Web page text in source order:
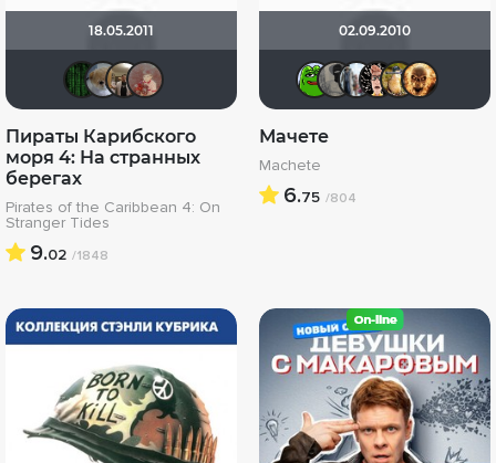
18.05.2011
Vladimir Samsonov
roman7181
Пираты Карибского
моря 4: На странных
берегах
Pirates of the Caribbean 4: On
Stranger Tides
9.02 /1848
02.09.2010
Мачете
Machete
6.75 /804